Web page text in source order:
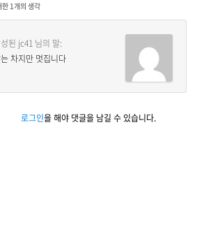
한 1개의 생각
된 jc41 님의 말:
차지만 멋집니다
로그인을 해야 댓글을 남길 수 있습니다.